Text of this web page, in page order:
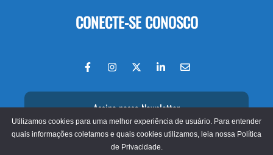
CONECTE-SE CONOSCO
Assine nossa Newsletter
Utilizamos cookies para uma melhor experiência de usuário. Para entender
quais informações coletamos e quais cookies utilizamos, leia nossa Política
de Privacidade.